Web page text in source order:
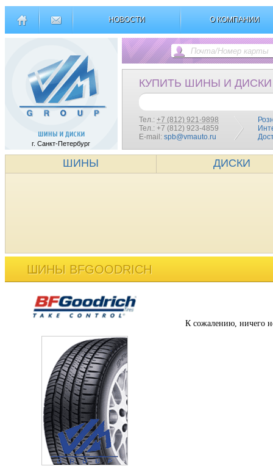
НОВОСТИ О КОМПАНИИ
г. Санкт-Петербург
КУПИТЬ ШИНЫ И ДИСКИ
Тел.: +7 (812) 921-9898
Тел.: +7 (812) 923-4859
E-mail: spb@vmauto.ru
ШИНЫ ДИСКИ
ШИНЫ BFGOODRICH
К сожалению, ничего